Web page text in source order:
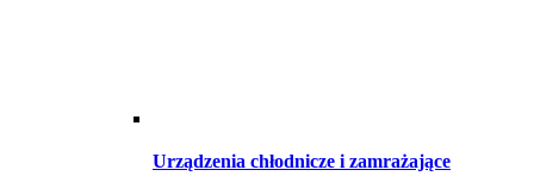
Urządzenia chłodnicze i zamrażające